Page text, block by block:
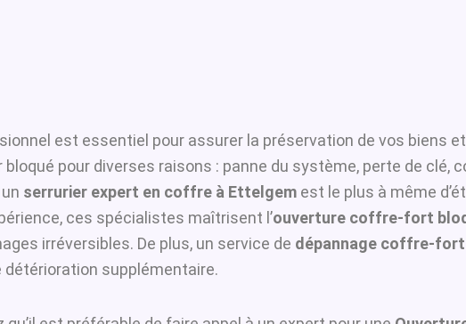
est essentiel pour assurer la préservation de vos biens
pour diverses raisons : panne du système, perte de clé,
serrurier expert en coffre à Ettelgem est le plus à même
ces spécialistes maîtrisent l’ouverture coffre-fort
irréversibles. De plus, un service de dépannage coffre-
détérioration supplémentaire.